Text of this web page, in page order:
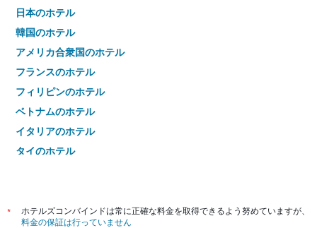
日本のホテル
韓国のホテル
アメリカ合衆国のホテル
フランスのホテル
フィリピンのホテル
ベトナムのホテル
イタリアのホテル
タイのホテル
*
ホテルズコンバインドは常に正確な料金を取得できるよう努めていますが、
料金の保証は行っていません